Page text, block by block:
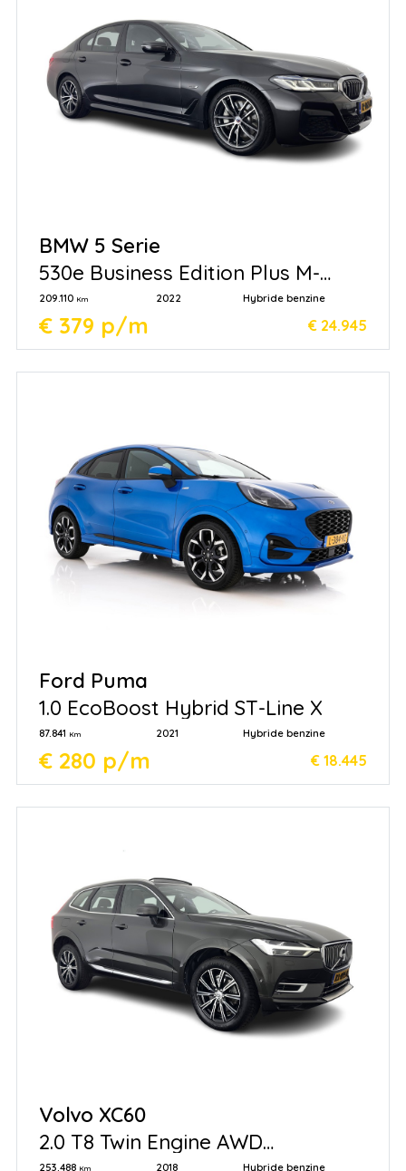
BMW 5 Serie
530e Business Edition Plus M-
Sportpack (Plug-in)
209.110 Km 2022 Hybride benzine
€ 379 p/m € 24.945
Ford Puma
1.0 EcoBoost Hybrid ST-Line X
87.841 Km 2021 Hybride benzine
€ 280 p/m € 18.445
Volvo XC60
2.0 T8 Twin Engine AWD
Inscription (Plug-in)
253.488 Km 2018 Hybride benzine